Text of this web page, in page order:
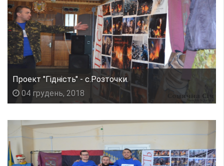
Проект "Гідність" - с.Розточки.
04 грудень, 2018